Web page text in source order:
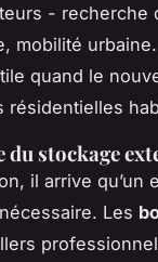
- recherche
mobilité urbaine.
quand le
résidentielles
du stockage
il arrive qu’un
Les